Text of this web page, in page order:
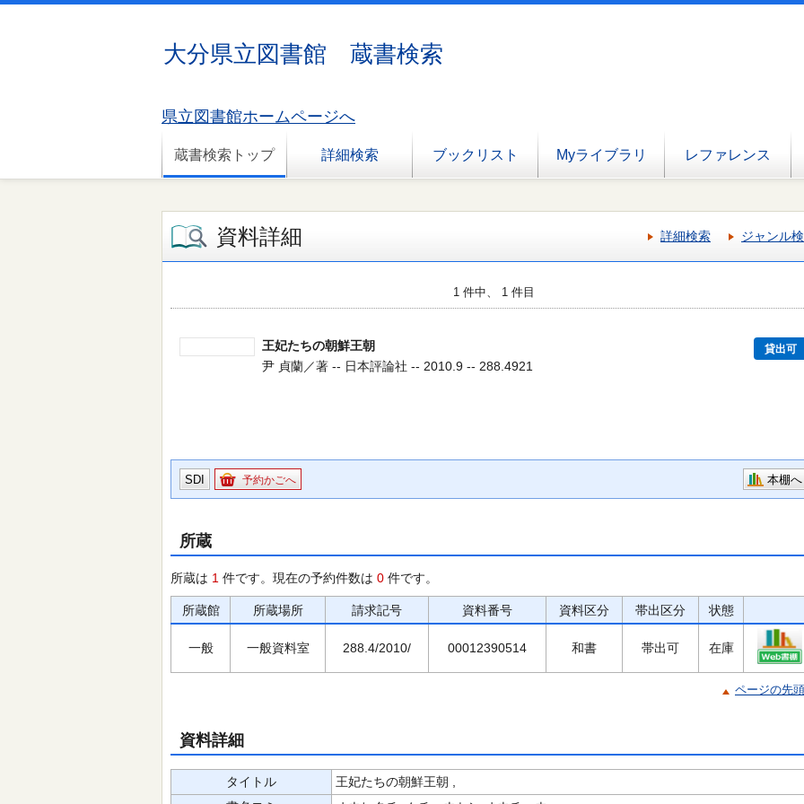
大分県立図書館 蔵書検索
県立図書館ホームページへ
蔵書検索トップ 詳細検索 ブックリスト Myライブラリ レファレンス
資料詳細 詳細検索 ジャンル
1 件中、 1 件目
王妃たちの朝鮮王朝 貸出可
尹 貞蘭／著 -- 日本評論社 -- 2010.9 -- 288.4921
SDI 予約かごへ 本棚へ
所蔵
所蔵は 1 件です。現在の予約件数は 0 件です。
所蔵館 所蔵場所 請求記号 資料番号 資料区分 帯出区分 状態
一般 一般資料室 288.4/2010/ 00012390514 和書 帯出可 在庫
ページの先
資料詳細
タイトル
王妃たちの朝鮮王朝 ,